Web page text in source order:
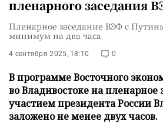
пленарного заседания
Пленарное заседание ВЭФ с
минимум на два часа
4 сентября 2025, 18:10 0
В программе Восточного
во Владивостоке на пленарное
участием президента России
заложено не менее двух часов.